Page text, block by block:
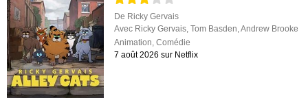
De Ricky Gervais
Avec Ricky Gervais,Tom Basden,Andrew Brooke
Animation,Comédie
7 août 2026 sur Netflix